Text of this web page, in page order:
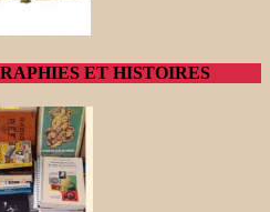
ET HISTOIRES